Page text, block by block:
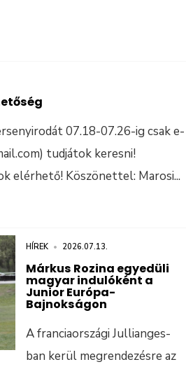
07.18-07.26-ig csak e-
tudjátok keresni!
elérhető! Köszönettel: Marosi...
HÍREK • 2026.07.13.
Márkus Rozina egyedüli
magyar indulóként a
Junior Európa-
Bajnokságon
A franciaországi Jullianges-
ban kerül megrendezésre az